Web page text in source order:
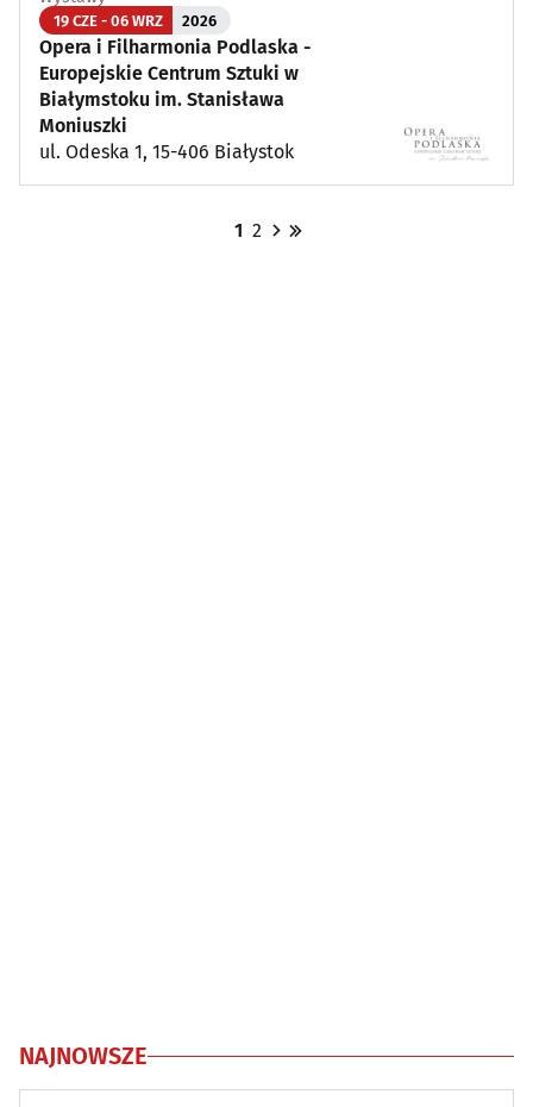
19 CZE - 06 WRZ 2026
Opera i Filharmonia Podlaska -
Europejskie Centrum Sztuki w
Białymstoku im. Stanisława
Moniuszki
ul. Odeska 1, 15-406 Białystok
1 2
NAJNOWSZE